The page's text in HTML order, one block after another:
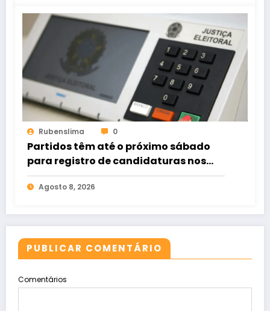
Rubenslima 0
Partidos têm até o próximo sábado
para registro de candidaturas nos
tribunais
Agosto 8, 2026
PUBLICAR COMENTÁRIO
Comentários